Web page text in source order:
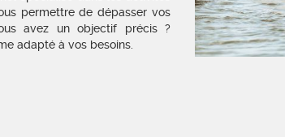
permettre de dépasser vos
avez un objectif précis ?
adapté à vos besoins.